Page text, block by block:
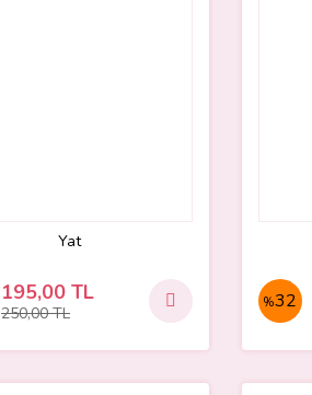
Yat
195,00 TL
250,00 TL
%32